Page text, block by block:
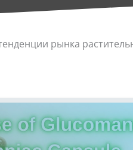
рынка